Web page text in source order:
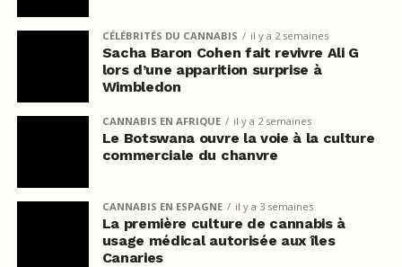
CÉLÉBRITÉS DU CANNABIS il y a 2 semaines
Sacha Baron Cohen fait revivre Ali G
lors d’une apparition surprise à
Wimbledon
CANNABIS EN AFRIQUE il y a 2 semaines
Le Botswana ouvre la voie à la culture
commerciale du chanvre
CANNABIS EN ESPAGNE il y a 3 semaines
La première culture de cannabis à
usage médical autorisée aux îles
Canaries